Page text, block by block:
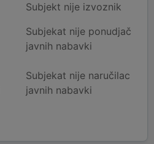
Subjekt nije izvoznik
Subjekat nije ponudjač
javnih nabavki
Subjekat nije naručilac
javnih nabavki